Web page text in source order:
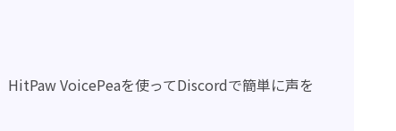
HitPaw VoicePeaを使ってDiscordで簡単に声を